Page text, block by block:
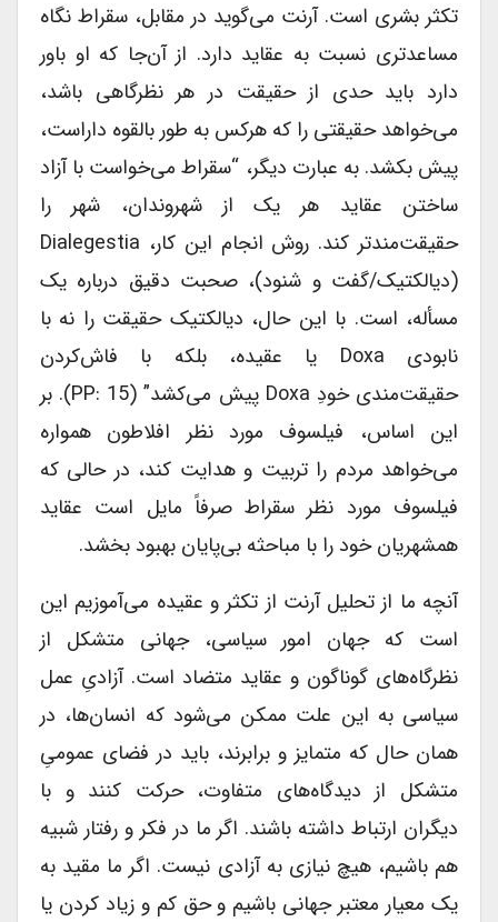
تکثر بشری است. آرنت می‌گوید در مقابل، سقراط نگاه
مساعدتری نسبت به عقاید دارد. از آن‌جا که او باور
دارد باید حدی از حقیقت در هر نظرگاهی باشد،
می‌خواهد حقیقتی را که هرکس به طور بالقوه داراست،
پیش بکشد. به عبارت دیگر، “سقراط می‌خواست با آزاد
ساختن عقاید هر یک از شهروندان، شهر را
حقیقت‌مندتر کند. روش انجام این کار، Dialegestia
(دیالکتیک/گفت و شنود)، صحبت دقیق درباره یک
مسأله، است. با این حال، دیالکتیک حقیقت را نه با
نابودی Doxa یا عقیده، بلکه با فاش‌کردن
حقیقت‌مندی خودِ Doxa پیش می‌کشد” (PP: 15). بر
این اساس، فیلسوف مورد نظر افلاطون همواره
می‌خواهد مردم را تربیت و هدایت کند، در حالی که
فیلسوف مورد نظر سقراط صرفاً مایل است عقاید
همشهریان خود را با مباحثه بی‌پایان بهبود بخشد.
آنچه ما از تحلیل آرنت از تکثر و عقیده می‌آموزیم این
است که جهان امور سیاسی، جهانی متشکل از
نظرگاه‌های گوناگون و عقاید متضاد است. آزادیِ عمل
سیاسی به این علت ممکن می‌شود که انسان‌ها، در
همان حال که متمایز و برابرند، باید در فضای عمومیِ
متشکل از دیدگاه‌های متفاوت، حرکت کنند و با
دیگران ارتباط داشته باشند. اگر ما در فکر و رفتار شبیه
هم باشیم، هیچ نیازی به آزادی نیست. اگر ما مقید به
یک معیار معتبر جهانی باشیم و حق کم و زیاد کردن یا